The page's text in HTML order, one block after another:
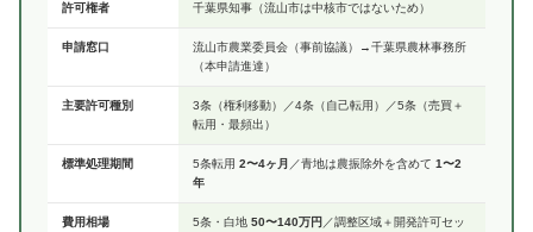
許可権者 千葉県知事（流山市は中核市ではないため）
申請窓口
流山市農業委員会（事前協議）→千葉県農林事務所
（本申請進達）
主要許可種別
3条（権利移動）／4条（自己転用）／5条（売買＋
転用・最頻出）
標準処理期間 5条転用 2〜4ヶ月 ／青地は農振除外を含めて 1〜2
年
費用相場 5条・白地 50〜140万円 ／調整区域＋開発許可セッ